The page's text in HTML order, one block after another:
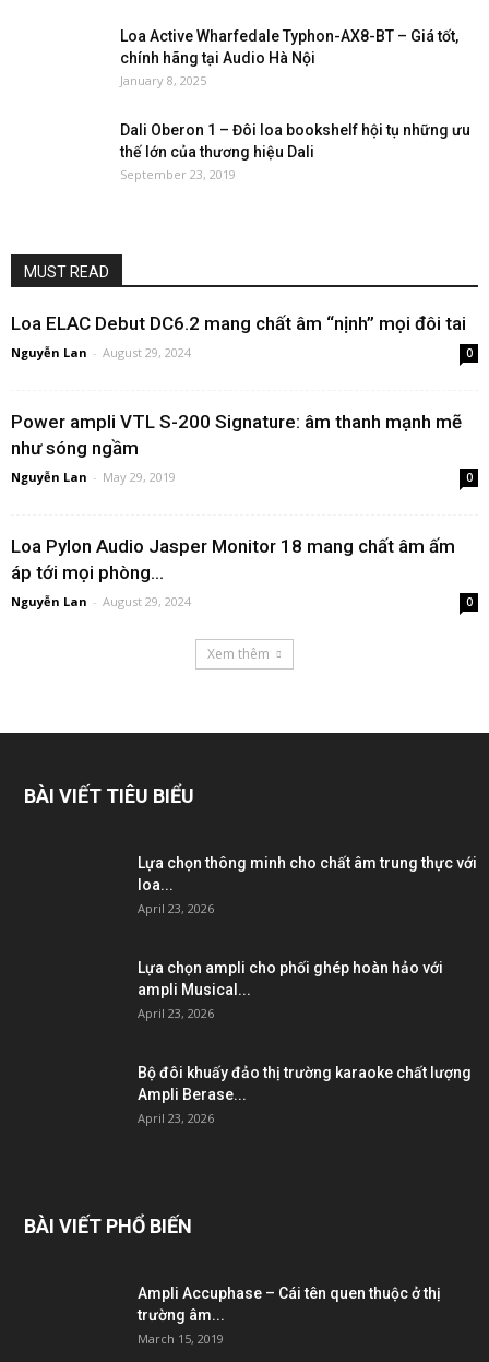
Loa Active Wharfedale Typhon-AX8-BT – Giá tốt,
chính hãng tại Audio Hà Nội
January 8, 2025
Dali Oberon 1 – Đôi loa bookshelf hội tụ những ưu
thế lớn của thương hiệu Dali
September 23, 2019
MUST READ
Loa ELAC Debut DC6.2 mang chất âm “nịnh” mọi đôi tai
Nguyễn Lan - August 29, 2024 0
Power ampli VTL S-200 Signature: âm thanh mạnh mẽ
như sóng ngầm
Nguyễn Lan - May 29, 2019 0
Loa Pylon Audio Jasper Monitor 18 mang chất âm ấm
áp tới mọi phòng...
Nguyễn Lan - August 29, 2024 0
Xem thêm
BÀI VIẾT TIÊU BIỂU
Lựa chọn thông minh cho chất âm trung thực với
loa...
April 23, 2026
Lựa chọn ampli cho phối ghép hoàn hảo với
ampli Musical...
April 23, 2026
Bộ đôi khuấy đảo thị trường karaoke chất lượng
Ampli Berase...
April 23, 2026
BÀI VIẾT PHỔ BIẾN
Ampli Accuphase – Cái tên quen thuộc ở thị
trường âm...
March 15, 2019